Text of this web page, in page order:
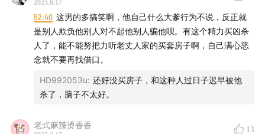
2025.6.17
52:40 这男的多搞笑啊，他自己什么大爹行为不说，反正就
是别人欺负他别人对不起他别人骗他呗。有这个精力买凶杀
人了，能不能努把力听老丈人家的买套房子啊，自己满心恶
念就不要再找借口。
HD992053u: 还好没买房子，和这种人过日子迟早被他
杀了，脑子不太好。
老式麻辣烫香香 13